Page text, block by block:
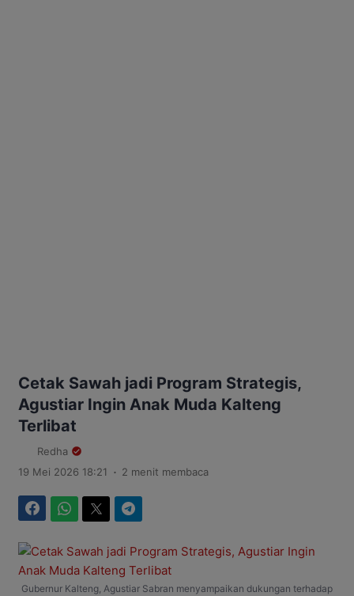
Cetak Sawah jadi Program Strategis,
Agustiar Ingin Anak Muda Kalteng
Terlibat
Redha
19 Mei 2026 18:21
. 2 menit membaca
Gubernur Kalteng, Agustiar Sabran menyampaikan dukungan terhadap